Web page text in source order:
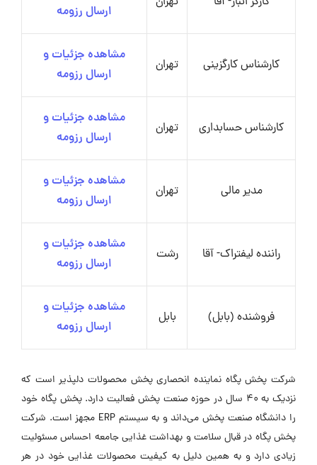
ارسال رزومه
کارشناس کارگزینی تهران
مشاهده جزئیات و
ارسال رزومه
کارشناس حسابداری تهران
مشاهده جزئیات و
ارسال رزومه
مدیر مالی تهران
مشاهده جزئیات و
ارسال رزومه
راننده لیفتراک- آقا رشت
مشاهده جزئیات و
ارسال رزومه
فروشنده (بابل) بابل
مشاهده جزئیات و
ارسال رزومه
شرکت پخش پگاه نماینده انحصاری پخش محصولات دلپذیر است که
نزدیک به 40 سال در حوزه صنعت پخش فعالیت دارد. پخش پگاه خود
را دانشگاه صنعت پخش می‌داند و به سیستم ERP مجهز است. شرکت
پخش پگاه در قبال سلامت و بهداشت غذایی جامعه احساس مسئولیت
زیادی دارد و به همین دلیل به کیفیت محصولات غذایی خود در هر